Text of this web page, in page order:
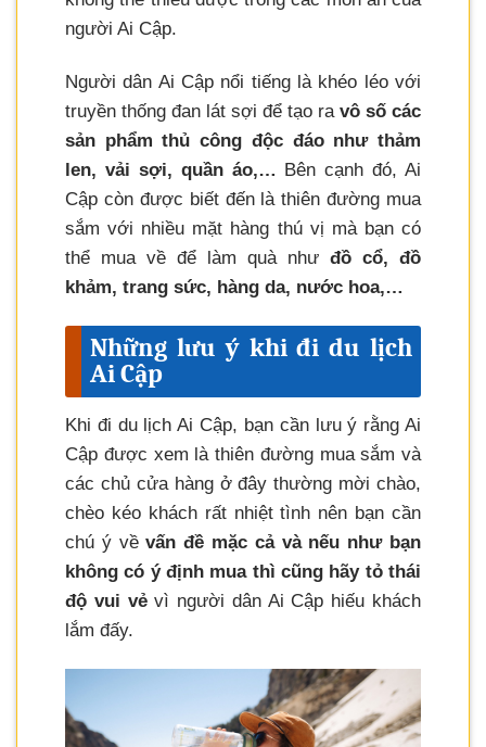
người Ai Cập.
Người dân Ai Cập nổi tiếng là khéo léo với
truyền thống đan lát sợi để tạo ra vô số các
sản phẩm thủ công độc đáo như thảm
len, vải sợi, quần áo,… Bên cạnh đó, Ai
Cập còn được biết đến là thiên đường mua
sắm với nhiều mặt hàng thú vị mà bạn có
thể mua về để làm quà như đồ cổ, đồ
khảm, trang sức, hàng da, nước hoa,…
Những lưu ý khi đi du lịch
Ai Cập
Khi đi du lịch Ai Cập, bạn cần lưu ý rằng Ai
Cập được xem là thiên đường mua sắm và
các chủ cửa hàng ở đây thường mời chào,
chèo kéo khách rất nhiệt tình nên bạn cần
chú ý vềvấn đề mặc cả và nếu như bạn
không có ý định mua thì cũng hãy tỏ thái
độ vui vẻvì người dân Ai Cập hiếu khách
lắm đấy.